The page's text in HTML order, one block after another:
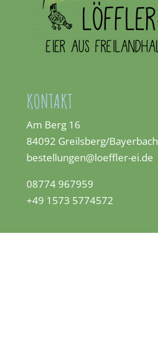
KONTAKT
Am Berg 16
84092 Greilsberg/Bayerbach
bestellungen@loeffler-ei.de
08774 967959
+49 1573 5774572